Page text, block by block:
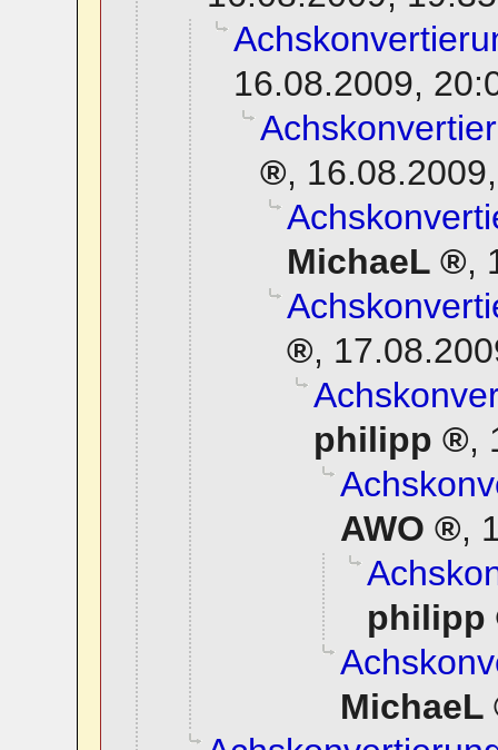
16.08.2009,
,
MichaeL
,
,
philipp
,
AWO
,
philipp
MichaeL